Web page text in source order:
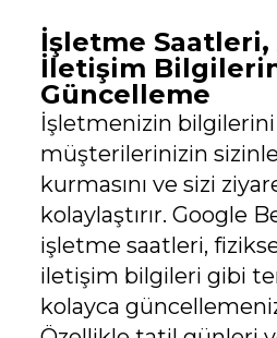
İşletme Saatleri,
İletişim
Güncelleme
İşletmenizin
müşterilerinizin
kurmasını ve sizi
kolaylaştırır. Google
işletme saatleri,
iletişim bilgileri gibi
kolayca